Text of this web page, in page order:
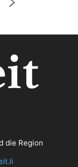
die Region